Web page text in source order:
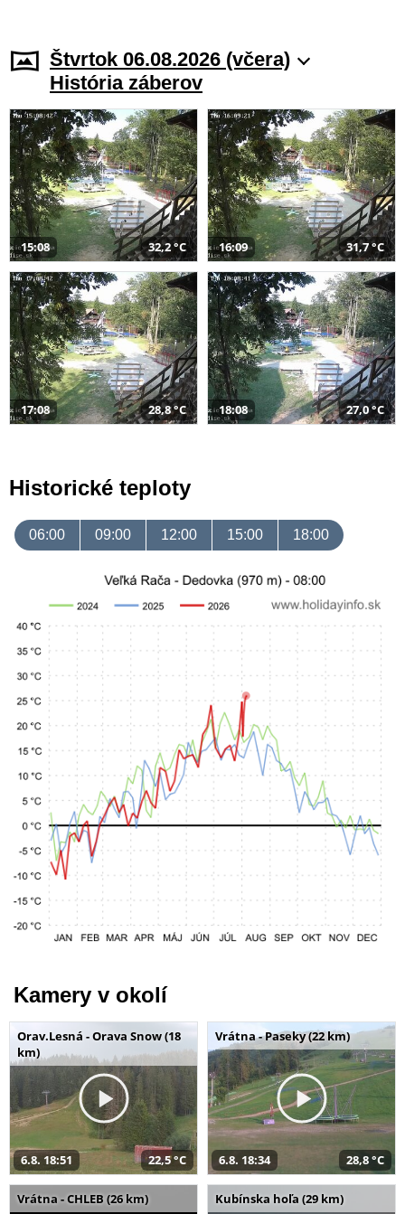
Štvrtok 06.08.2026 (včera)
História záberov
15:08 32,2 °C 16:09 31,7 °C
17:08 28,8 °C 18:08 27,0 °C
Historické teploty
06:00 09:00 12:00 15:00 18:00
Kamery v okolí
Orav.Lesná - Orava Snow (18
km)
6.8. 18:51 22,5 °C
Vrátna - Paseky (22 km)
6.8. 18:34 28,8 °C
Vrátna - CHLEB (26 km) Kubínska hoľa (29 km)